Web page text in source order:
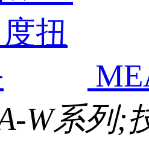
W系列;